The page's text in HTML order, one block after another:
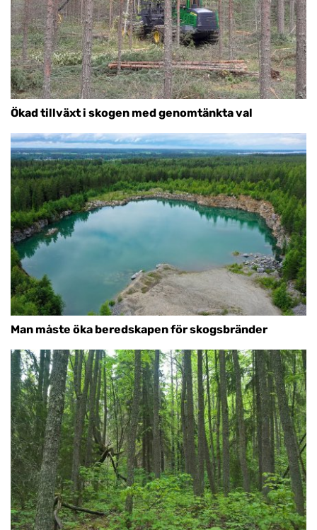
Ökad tillväxt i skogen med genomtänkta val
Man måste öka beredskapen för skogsbränder